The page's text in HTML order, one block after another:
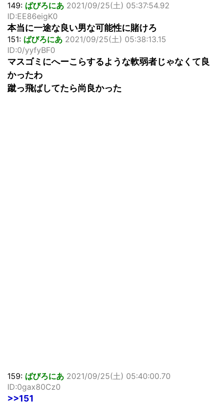
149: ばびろにあ 2021/09/25(土) 05:37:54.92
ID:EE86eigK0
本当に一途な良い男な可能性に賭けろ
151: ばびろにあ 2021/09/25(土) 05:38:13.15
ID:0/yyfyBF0
マスゴミにへーこらするような軟弱者じゃなくて良
かったわ
蹴っ飛ばしてたら尚良かった
159: ばびろにあ 2021/09/25(土) 05:40:00.70
ID:0gax80Cz0
>>151